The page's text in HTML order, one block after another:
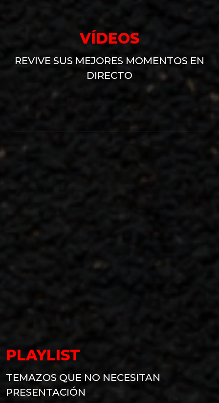
VÍDEOS
REVIVE SUS MEJORES MOMENTOS EN
DIRECTO
PLAYLIST
TEMAZOS QUE NO NECESITAN
PRESENTACIÓN